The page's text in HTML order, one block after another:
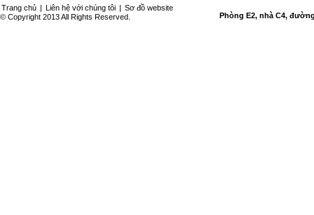
Trang chủ | Liên hệ với chúng tôi | Sơ đồ website
© Copyright 2013 All Rights Reserved.
Phòng E2, nhà C4,